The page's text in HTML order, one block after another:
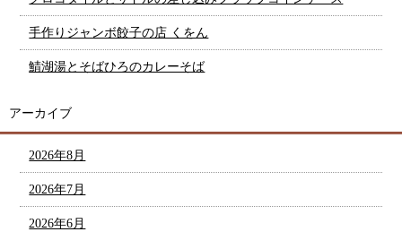
手作りジャンボ餃子の店 くをん
鯖湖湯とそばひろのカレーそば
アーカイブ
2026年8月
2026年7月
2026年6月